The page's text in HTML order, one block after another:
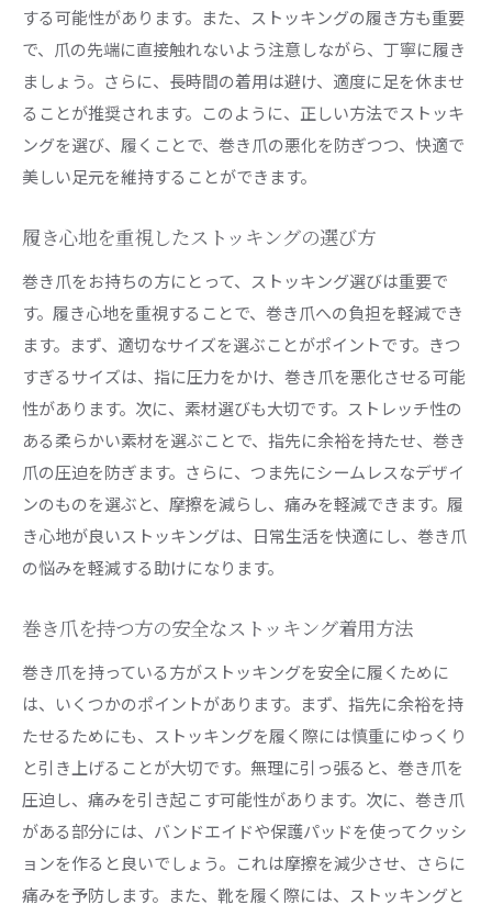
する可能性があります。また、ストッキングの履き方も重要
で、爪の先端に直接触れないよう注意しながら、丁寧に履き
ましょう。さらに、長時間の着用は避け、適度に足を休ませ
ることが推奨されます。このように、正しい方法でストッキ
ングを選び、履くことで、巻き爪の悪化を防ぎつつ、快適で
美しい足元を維持することができます。
履き心地を重視したストッキングの選び方
巻き爪をお持ちの方にとって、ストッキング選びは重要で
す。履き心地を重視することで、巻き爪への負担を軽減でき
ます。まず、適切なサイズを選ぶことがポイントです。きつ
すぎるサイズは、指に圧力をかけ、巻き爪を悪化させる可能
性があります。次に、素材選びも大切です。ストレッチ性の
ある柔らかい素材を選ぶことで、指先に余裕を持たせ、巻き
爪の圧迫を防ぎます。さらに、つま先にシームレスなデザイ
ンのものを選ぶと、摩擦を減らし、痛みを軽減できます。履
き心地が良いストッキングは、日常生活を快適にし、巻き爪
の悩みを軽減する助けになります。
巻き爪を持つ方の安全なストッキング着用方法
巻き爪を持っている方がストッキングを安全に履くために
は、いくつかのポイントがあります。まず、指先に余裕を持
たせるためにも、ストッキングを履く際には慎重にゆっくり
と引き上げることが大切です。無理に引っ張ると、巻き爪を
圧迫し、痛みを引き起こす可能性があります。次に、巻き爪
がある部分には、バンドエイドや保護パッドを使ってクッシ
ョンを作ると良いでしょう。これは摩擦を減少させ、さらに
痛みを予防します。また、靴を履く際には、ストッキングと